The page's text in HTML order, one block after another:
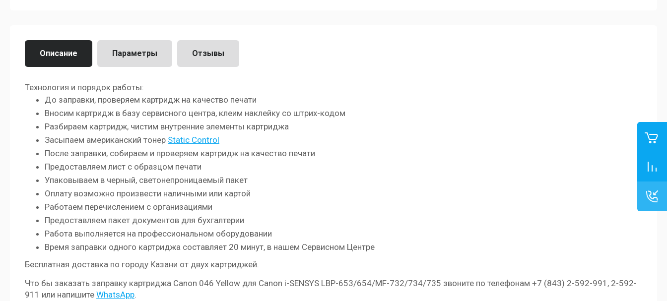
Описание Параметры Отзывы
Технология и порядок работы:
До заправки, проверяем картридж на качество печати
Вносим картридж в базу сервисного центра, клеим наклейку со штрих-кодом
Разбираем картридж, чистим внутренние элементы картриджа
Засыпаем американский тонер Static Control
После заправки, собираем и проверяем картридж на качество печати
Предоставляем лист с образцом печати
Упаковываем в черный, светонепроницаемый пакет
Оплату возможно произвести наличными или картой
Работаем перечислением с организациями
Предоставляем пакет документов для бухгалтерии
Работа выполняется на профессиональном оборудовании
Время заправки одного картриджа составляет 20 минут, в нашем Сервисном Центре
Бесплатная доставка по городу Казани от двух картриджей.
Что бы заказать заправку картриджа Canon 046 Yellow для Canon i-SENSYS LBP-653/654/MF-732/734/735 звоните по телефонам +7 (843) 2-592-991, 2-592-
911 или напишите WhatsApp.